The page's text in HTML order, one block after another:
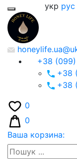
укр рус
+38 (099)
+38
+38
0
0
Ваша корзина: